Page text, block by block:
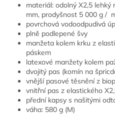
materiál: odolný X2,5
mm, prodyšnost 5 000 g /
povrchová vodoodpudivá
plně podlepené švy
manžeta kolem krku z
páskem
latexové manžety kolem
dvojitý pas (komín na
vnější pasové těsnění z
vnitřní pas z elastického
přední kapsy s našitými
váha: 580 g (M)